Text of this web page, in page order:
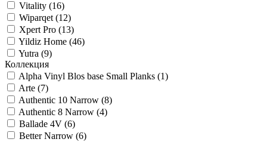
Vitality (16)
Wiparqet (12)
Xpert Pro (13)
Yildiz Home (46)
Yutra (9)
Коллекция
Alpha Vinyl Blos base Small Planks (1)
Arte (7)
Authentic 10 Narrow (8)
Authentic 8 Narrow (4)
Ballade 4V (6)
Better Narrow (6)